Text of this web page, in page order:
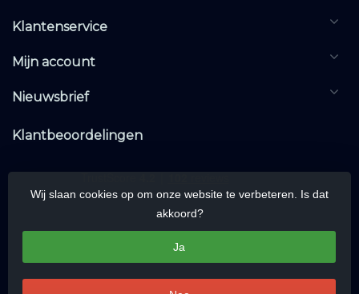
Klantenservice
Mijn account
Nieuwsbrief
Klantbeoordelingen
Wij slaan cookies op om onze website te verbeteren. Is dat
akkoord?
Ja